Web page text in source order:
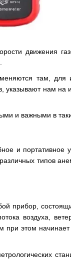
движения
там, для
нам на
и важными в
и портативное
типов
прибор,
воздуха,
этом